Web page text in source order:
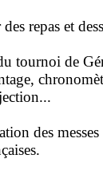
repas et
tournoi de
des